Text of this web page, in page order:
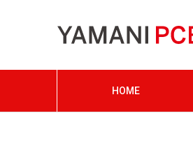
HOME